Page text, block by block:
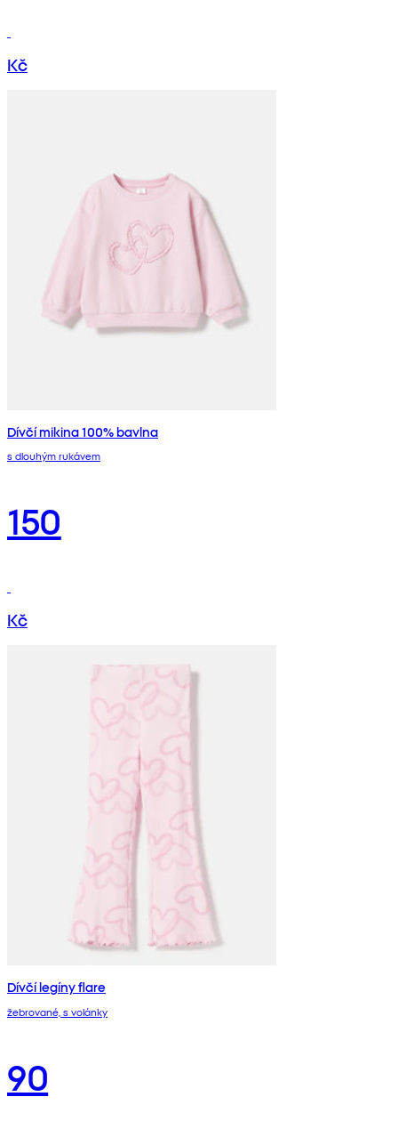
Kč
Dívčí mikina 100% bavlna
s dlouhým rukávem
150
Kč
Dívčí legíny flare
žebrované, s volánky
90